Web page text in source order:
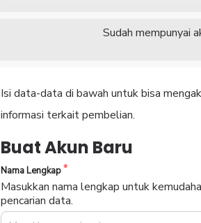
Sudah mempunyai
Isi data-data di bawah untuk bisa
informasi terkait pembelian.
Buat Akun Baru
Nama Lengkap
Masukkan nama lengkap untuk
pencarian data.